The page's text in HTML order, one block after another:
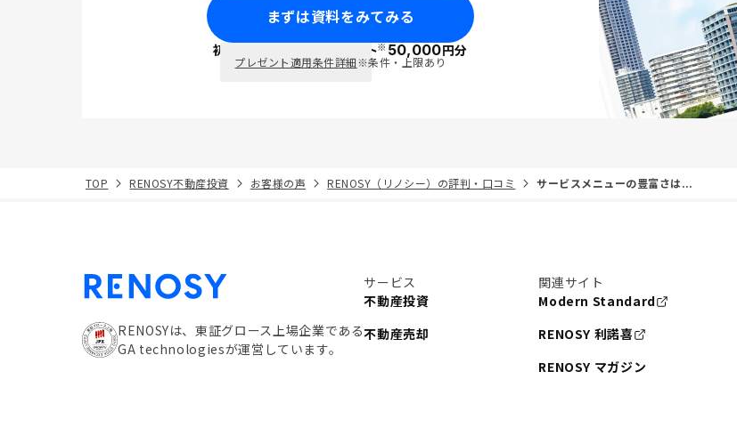
まずは資料をみてみる
初回面談で ポイント※50,000円分
プレゼント適用条件詳細※条件・上限あり
TOP RENOSY不動産投資 お客様の声 RENOSY（リノシー）の評判・口コミ サービスメニューの豊富さは...
RENOSYは、東証グロース上場企業である
GA technologiesが運営しています。
サービス
不動産投資
不動産売却
関連サイト
Modern Standard
RENOSY 利諾喜
RENOSY マガジン